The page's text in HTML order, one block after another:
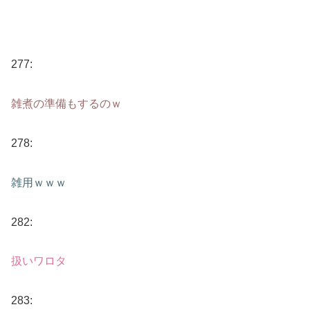
277:
雑煮の準備もするのｗ
278:
雑用ｗｗｗ
282:
扱いワロタ
283: